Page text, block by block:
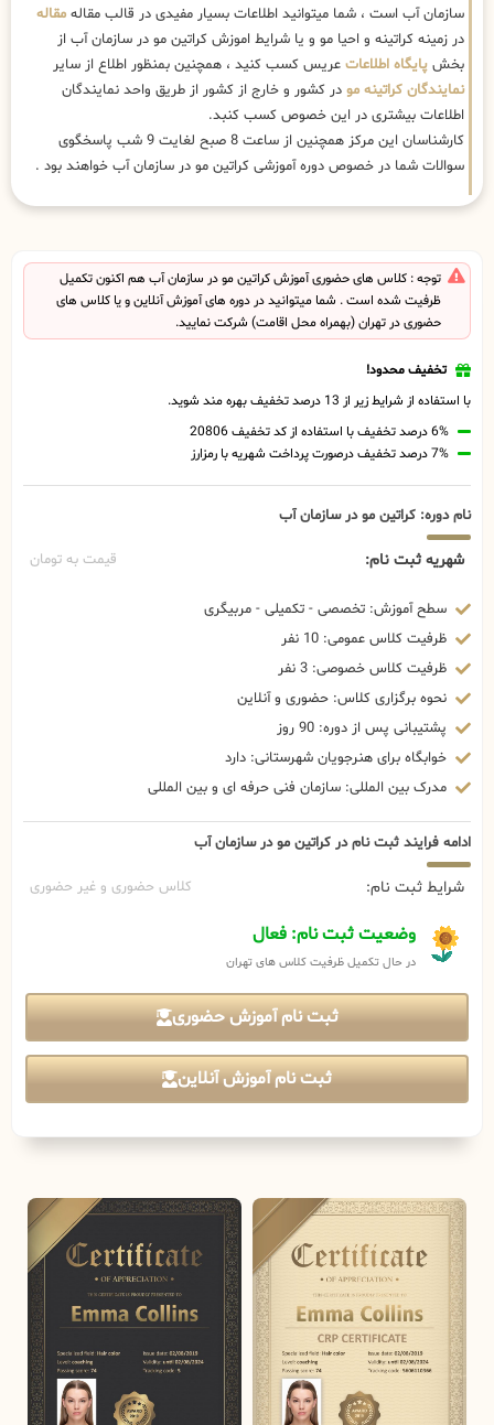
سازمان آب است ، شما میتوانید اطلاعات بسیار مفیدی در قالب مقاله مقاله
در زمینه کراتینه و احیا مو و یا شرایط اموزش کراتین مو در سازمان آب از
بخش پایگاه اطلاعات عریس کسب کنید ، همچنین بمنظور اطلاع از سایر
نمایندگان کراتینه مو در کشور و خارج از کشور از طریق واحد نمایندگان
اطلاعات بیشتری در این خصوص کسب کنبد.
کارشناسان این مرکز همچنین از ساعت 8 صبح لغایت 9 شب پاسخگوی
سوالات شما در خصوص دوره آموزشی کراتین مو در سازمان آب خواهند بود .
توجه : کلاس های حضوری آموزش کراتین مو در سازمان آب هم اکنون تکمیل
ظرفیت شده است . شما میتوانید در دوره های آموزش آنلاین و یا کلاس های
حضوری در تهران (بهمراه محل اقامت) شرکت نمایید.
تخفیف محدود!
با استفاده از شرایط زیر از 13 درصد تخفیف بهره مند شوید.
6% درصد تخفیف با استفاده از کد تخفیف 20806
7% درصد تخفیف درصورت پرداخت شهریه با رمزارز
نام دوره: کراتین مو در سازمان آب
شهریه ثبت نام: قیمت به تومان
سطح آموزش: تخصصی - تکمیلی - مربیگری
ظرفیت کلاس عمومی: 10 نفر
ظرفیت کلاس خصوصی: 3 نفر
نحوه برگزاری کلاس: حضوری و آنلاین
پشتیبانی پس از دوره: 90 روز
خوابگاه برای هنرجویان شهرستانی: دارد
مدرک بین المللی: سازمان فنی حرفه ای و بین المللی
ادامه فرایند ثبت نام در کراتین مو در سازمان آب
شرایط ثبت نام: کلاس حضوری و غیر حضوری
وضعیت ثبت نام: فعال
در حال تکمیل ظرفیت کلاس های تهران
ثبت نام آموزش حضوری
ثبت نام آموزش آنلاین